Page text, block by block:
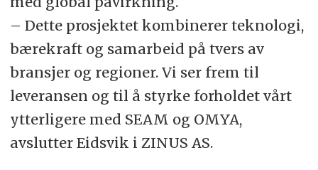
– Dette prosjektet kombinerer teknologi,
bærekraft og samarbeid på tvers av
bransjer og regioner. Vi ser frem til
leveransen og til å styrke forholdet vårt
ytterligere med SEAM og OMYA,
avslutter Eidsvik i ZINUS AS.